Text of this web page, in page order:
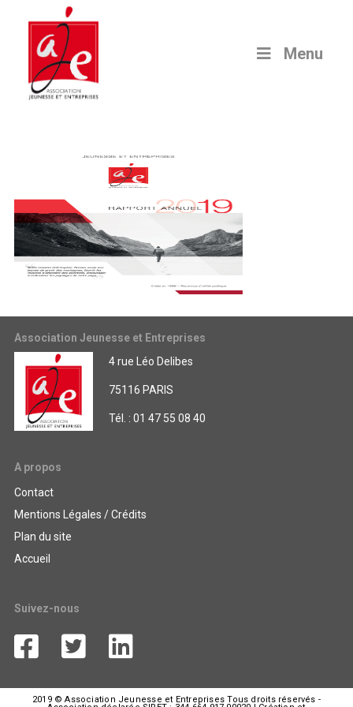
Menu
Association Jeunesse et Entreprises
4 rue Léo Delibes
75116 PARIS
Tél. : 01 47 55 08 40
A propos
Contact
Mentions Légales / Crédits
Plan du site
Accueil
Suivez-nous
2019 © Association Jeunesse et Entreprises Tous droits réservés -